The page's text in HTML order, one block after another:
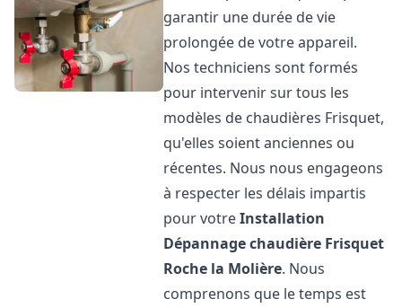
garantir une durée de vie
prolongée de votre appareil.
Nos techniciens sont formés
pour intervenir sur tous les
modèles de chaudières Frisquet,
qu'elles soient anciennes ou
récentes. Nous nous engageons
à respecter les délais impartis
pour votreInstallation
Dépannage chaudière Frisquet
Roche la Molière. Nous
comprenons que le temps est